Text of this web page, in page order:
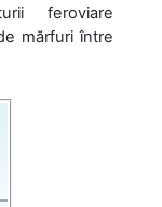
feroviare
mărfuri între